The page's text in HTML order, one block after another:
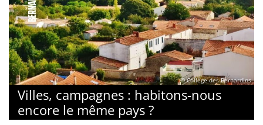
© Collège des Bernardins
Villes, campagnes : habitons-nous
encore le même pays ?